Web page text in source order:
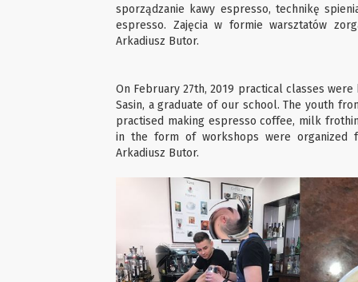
sporządzanie kawy espresso, technikę
espresso. Zajęcia w formie warsztatów
Arkadiusz Butor.
On February 27th, 2019 practical classes
Sasin, a graduate of our school. The youth
practised making espresso coffee, milk
in the form of workshops were organized
Arkadiusz Butor.